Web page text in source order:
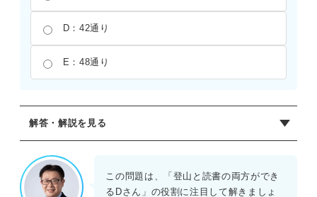
D：42通り
E：48通り
解答・解説を見る
正解：B
必ず選ぶ必要がある「登山」と「読書」に着目する。登山
を好むのはAとD、読書を好むのはCとDである。
この問題は、「登山と読書の両方ができ
るDさん」の役割に注目して解きましょ